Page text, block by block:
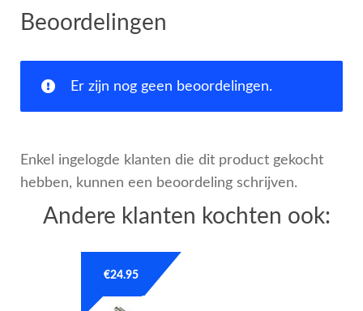
Beoordelingen
Er zijn nog geen beoordelingen.
Enkel ingelogde klanten die dit product gekocht
hebben, kunnen een beoordeling schrijven.
Andere klanten kochten ook:
€24.95